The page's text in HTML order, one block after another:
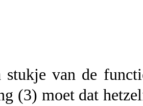
stukje van de
(3) moet dat